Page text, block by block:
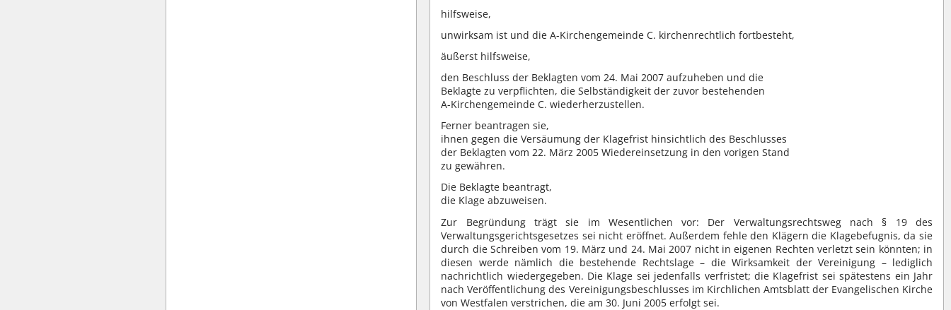
hilfsweise,
unwirksam ist und die A-Kirchengemeinde C. kirchenrechtlich fortbesteht,
äußerst hilfsweise,
den Beschluss der Beklagten vom 24. Mai 2007 aufzuheben und die
Beklagte zu verpflichten, die Selbständigkeit der zuvor bestehenden
A-Kirchengemeinde C. wiederherzustellen.
Ferner beantragen sie,
ihnen gegen die Versäumung der Klagefrist hinsichtlich des Beschlusses
der Beklagten vom 22. März 2005 Wiedereinsetzung in den vorigen Stand
zu gewähren.
Die Beklagte beantragt,
die Klage abzuweisen.
Zur Begründung trägt sie im Wesentlichen vor: Der Verwaltungsrechtsweg nach § 19 des
Verwaltungsgerichtsgesetzes sei nicht eröffnet. Außerdem fehle den Klägern die Klagebefugnis, da sie
durch die Schreiben vom 19. März und 24. Mai 2007 nicht in eigenen Rechten verletzt sein könnten; in
diesen werde nämlich die bestehende Rechtslage – die Wirksamkeit der Vereinigung – lediglich
nachrichtlich wiedergegeben. Die Klage sei jedenfalls verfristet; die Klagefrist sei spätestens ein Jahr
nach Veröffentlichung des Vereinigungsbeschlusses im Kirchlichen Amtsblatt der Evangelischen Kirche
von Westfalen verstrichen, die am 30. Juni 2005 erfolgt sei.